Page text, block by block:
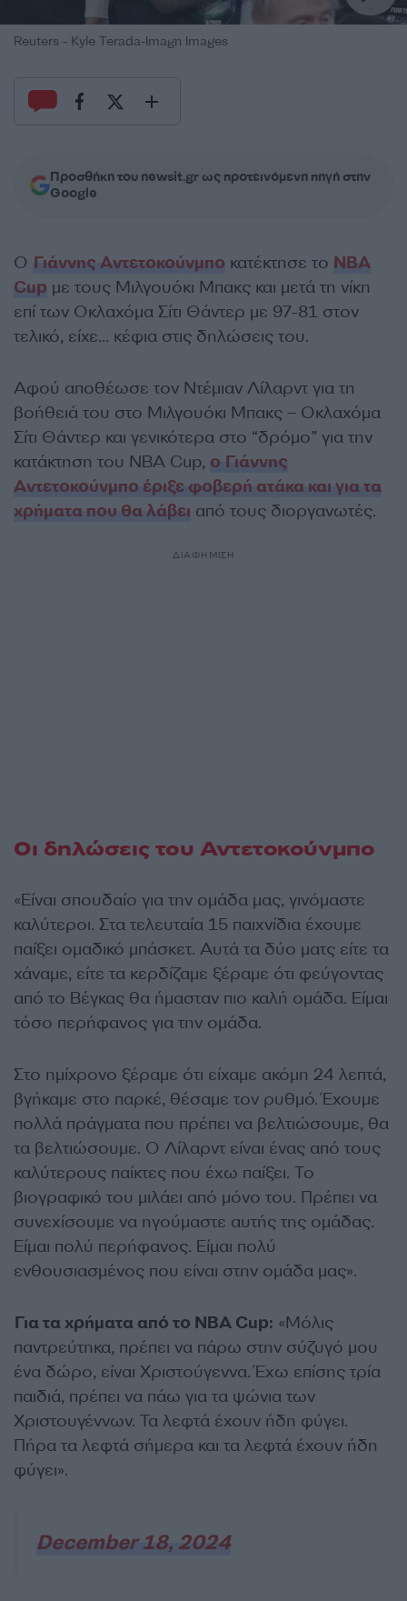
Reuters - Kyle Terada-Imagn Images
Προσθήκη του newsit.gr ως προτεινόμενη πηγή στην
Google
Ο Γιάννης Αντετοκούνμπο κατέκτησε το NBA
Cup με τους Μιλγουόκι Μπακς και μετά τη νίκη
επί των Οκλαχόμα Σίτι Θάντερ με 97-81 στον
τελικό, είχε… κέφια στις δηλώσεις του.
Αφού αποθέωσε τον Ντέμιαν Λίλαρντ για τη
βοήθειά του στο Μιλγουόκι Μπακς – Οκλαχόμα
Σίτι Θάντερ και γενικότερα στο “δρόμο” για την
κατάκτηση του NBA Cup, ο Γιάννης
Αντετοκούνμπο έριξε φοβερή ατάκα και για τα
χρήματα που θα λάβει από τους διοργανωτές.
ΔΙΑΦΗΜΙΣΗ
Οι δηλώσεις του Αντετοκούνμπο
«Είναι σπουδαίο για την ομάδα μας, γινόμαστε
καλύτεροι. Στα τελευταία 15 παιχνίδια έχουμε
παίξει ομαδικό μπάσκετ. Αυτά τα δύο ματς είτε τα
χάναμε, είτε τα κερδίζαμε ξέραμε ότι φεύγοντας
από το Βέγκας θα ήμασταν πιο καλή ομάδα. Είμαι
τόσο περήφανος για την ομάδα.
Στο ημίχρονο ξέραμε ότι είχαμε ακόμη 24 λεπτά,
βγήκαμε στο παρκέ, θέσαμε τον ρυθμό. Έχουμε
πολλά πράγματα που πρέπει να βελτιώσουμε, θα
τα βελτιώσουμε. Ο Λίλαρντ είναι ένας από τους
καλύτερους παίκτες που έχω παίξει. Το
βιογραφικό του μιλάει από μόνο του. Πρέπει να
συνεχίσουμε να ηγούμαστε αυτής της ομάδας.
Είμαι πολύ περήφανος. Είμαι πολύ
ενθουσιασμένος που είναι στην ομάδα μας».
Για τα χρήματα από το NBA Cup: «Μόλις
παντρεύτηκα, πρέπει να πάρω στην σύζυγό μου
ένα δώρο, είναι Χριστούγεννα. Έχω επίσης τρία
παιδιά, πρέπει να πάω για τα ψώνια των
Χριστουγέννων. Τα λεφτά έχουν ήδη φύγει.
Πήρα τα λεφτά σήμερα και τα λεφτά έχουν ήδη
φύγει».
December 18, 2024